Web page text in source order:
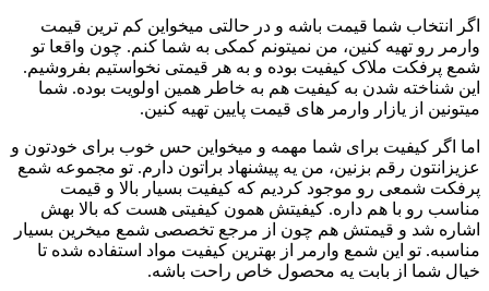
اگر انتخاب شما قیمت باشه و در حالتی میخواین کم ترین قیمت
وارمر رو تهیه کنین، من نمیتونم کمکی به شما کنم. چون واقعا تو
شمع پرفکت ملاک کیفیت بوده و به هر قیمتی نخواستیم بفروشیم.
این شناخته شدن به کیفیت هم به خاطر همین اولویت بوده. شما
میتونین از یازار وارمر های قیمت پایین تهیه کنین.
اما اگر کیفیت برای شما مهمه و میخواین حس خوب برای خودتون و
عزیزانتون رقم بزنین، من یه پیشنهاد براتون دارم. تو مجموعه شمع
پرفکت شمعی رو موجود کردیم که کیفیت بسیار بالا و قیمت
مناسب رو با هم داره. کیفیتش همون کیفیتی هست که بالا بهش
اشاره شد و قیمتش هم چون از مرجع تخصصی شمع میخرین بسیار
مناسبه. تو این شمع وارمر از بهترین کیفیت مواد استفاده شده تا
خیال شما از بابت یه محصول خاص راحت باشه.